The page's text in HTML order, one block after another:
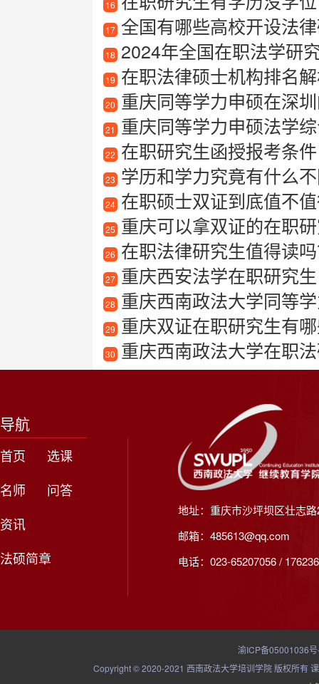
16
17 全国有哪些高校开设法
18 2024年全国在职法学研究生
19 在职法律硕士机构排名
20 重庆同等学力申硕在深
21 重庆同等学力申硕法学
22 在职研究生函授报考条件
23 学历和学力究竟有什么
24 在职硕士双证到底值不
25 重庆可以拿双证的在职
26 在职法律研究生值得读
27 重庆西安法学在职研究生
28 重庆西南政法大学同等
29 重庆双证在职研究生有
30 重庆西南政法大学在职
导航
首页
选课
名师
问答
资讯
法硕简章
地址：重庆市沙坪坝区壮志
邮箱：485613@qq.com
电话：023-65207056 /
渝ICP备05001036
Copyright © 2020-2021 西南政法大学培训学院 版权所有